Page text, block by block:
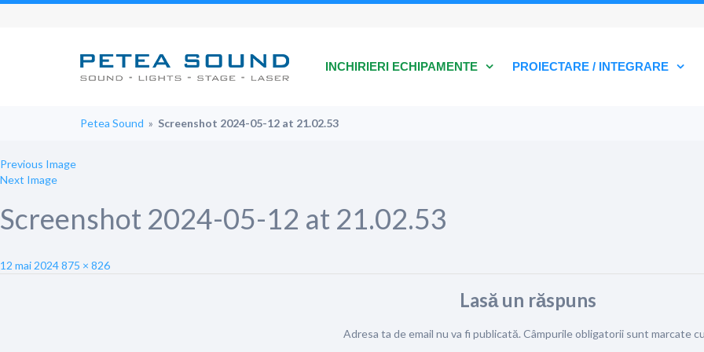
INCHIRIERI ECHIPAMENTE PROIECTARE / INTEGRARE
Petea Sound » Screenshot 2024-05-12 at 21.02.53
Previous Image
Next Image
Screenshot 2024-05-12 at 21.02.53
Posted
12 mai 2024Full
875 × 826
Lasă un răspuns
Adresa ta de email nu va fi publicată. Câmpurile obligatorii sunt marcate cu